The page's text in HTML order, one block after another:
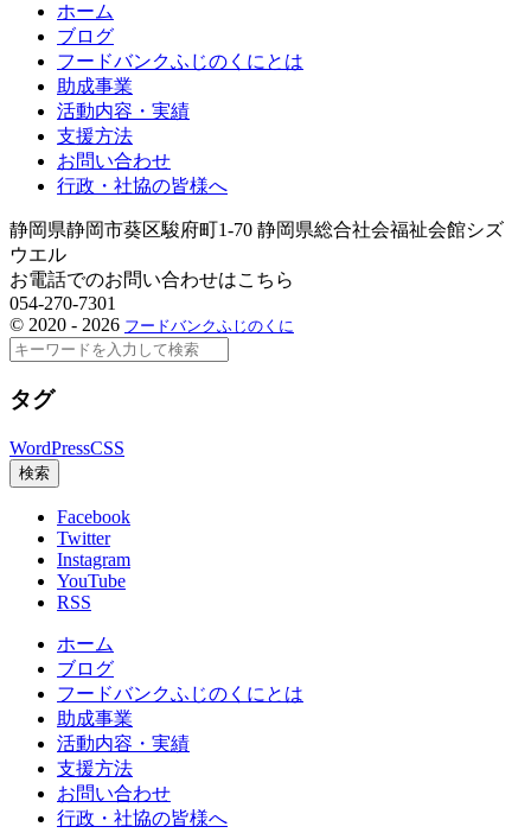
ホーム
ブログ
フードバンクふじのくにとは
助成事業
活動内容・実績
支援方法
お問い合わせ
行政・社協の皆様へ
静岡県静岡市葵区駿府町1-70 静岡県総合社会福祉会館シズ
ウエル
お電話でのお問い合わせはこちら
054-270-7301
© 2020 - 2026 フードバンクふじのくに
検
タグ
WordPressCSS
検索
Facebook
Twitter
Instagram
YouTube
RSS
ホーム
ブログ
フードバンクふじのくにとは
助成事業
活動内容・実績
支援方法
お問い合わせ
行政・社協の皆様へ